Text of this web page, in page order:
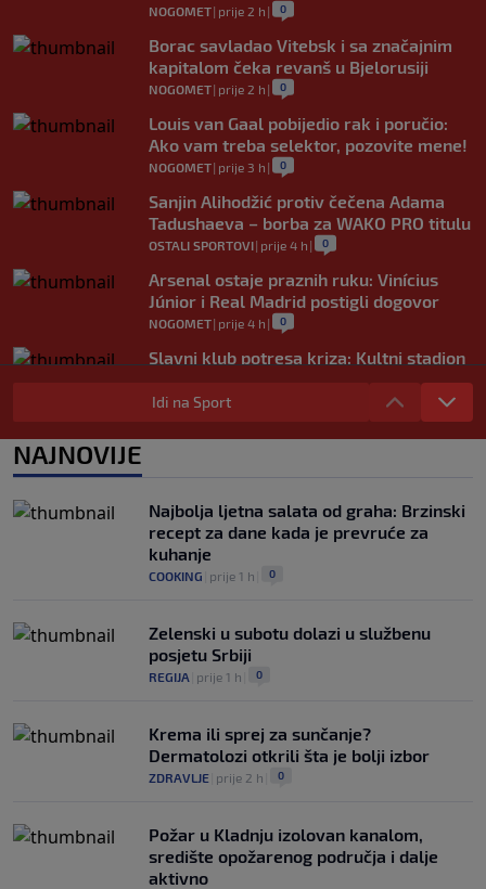
NOGOMET| prije 2 h | 0
Borac savladao Vitebsk i sa značajnim
kapitalom čeka revanš u Bjelorusiji
NOGOMET| prije 2 h | 0
Louis van Gaal pobijedio rak i poručio:
Ako vam treba selektor, pozovite mene!
NOGOMET| prije 3 h | 0
Sanjin Alihodžić protiv čečena Adama
Tadushaeva – borba za WAKO PRO titulu
OSTALI SPORTOVI| prije 4 h | 0
Arsenal ostaje praznih ruku: Vinícius
Júnior i Real Madrid postigli dogovor
NOGOMET| prije 4 h | 0
Slavni klub potresa kriza: Kultni stadion
u Italiji bit će prazan na početku sezone,
navijači objavili rat upravi
Idi na Sport
NAJNOVIJE
Najbolja ljetna salata od graha: Brzinski
recept za dane kada je prevruće za
kuhanje
COOKING prije 1 h 0
Zelenski u subotu dolazi u službenu
posjetu Srbiji
REGIJA prije 1 h 0
Krema ili sprej za sunčanje?
Dermatolozi otkrili šta je bolji izbor
ZDRAVLJE prije 2 h 0
Požar u Kladnju izolovan kanalom,
središte opožarenog područja i dalje
aktivno